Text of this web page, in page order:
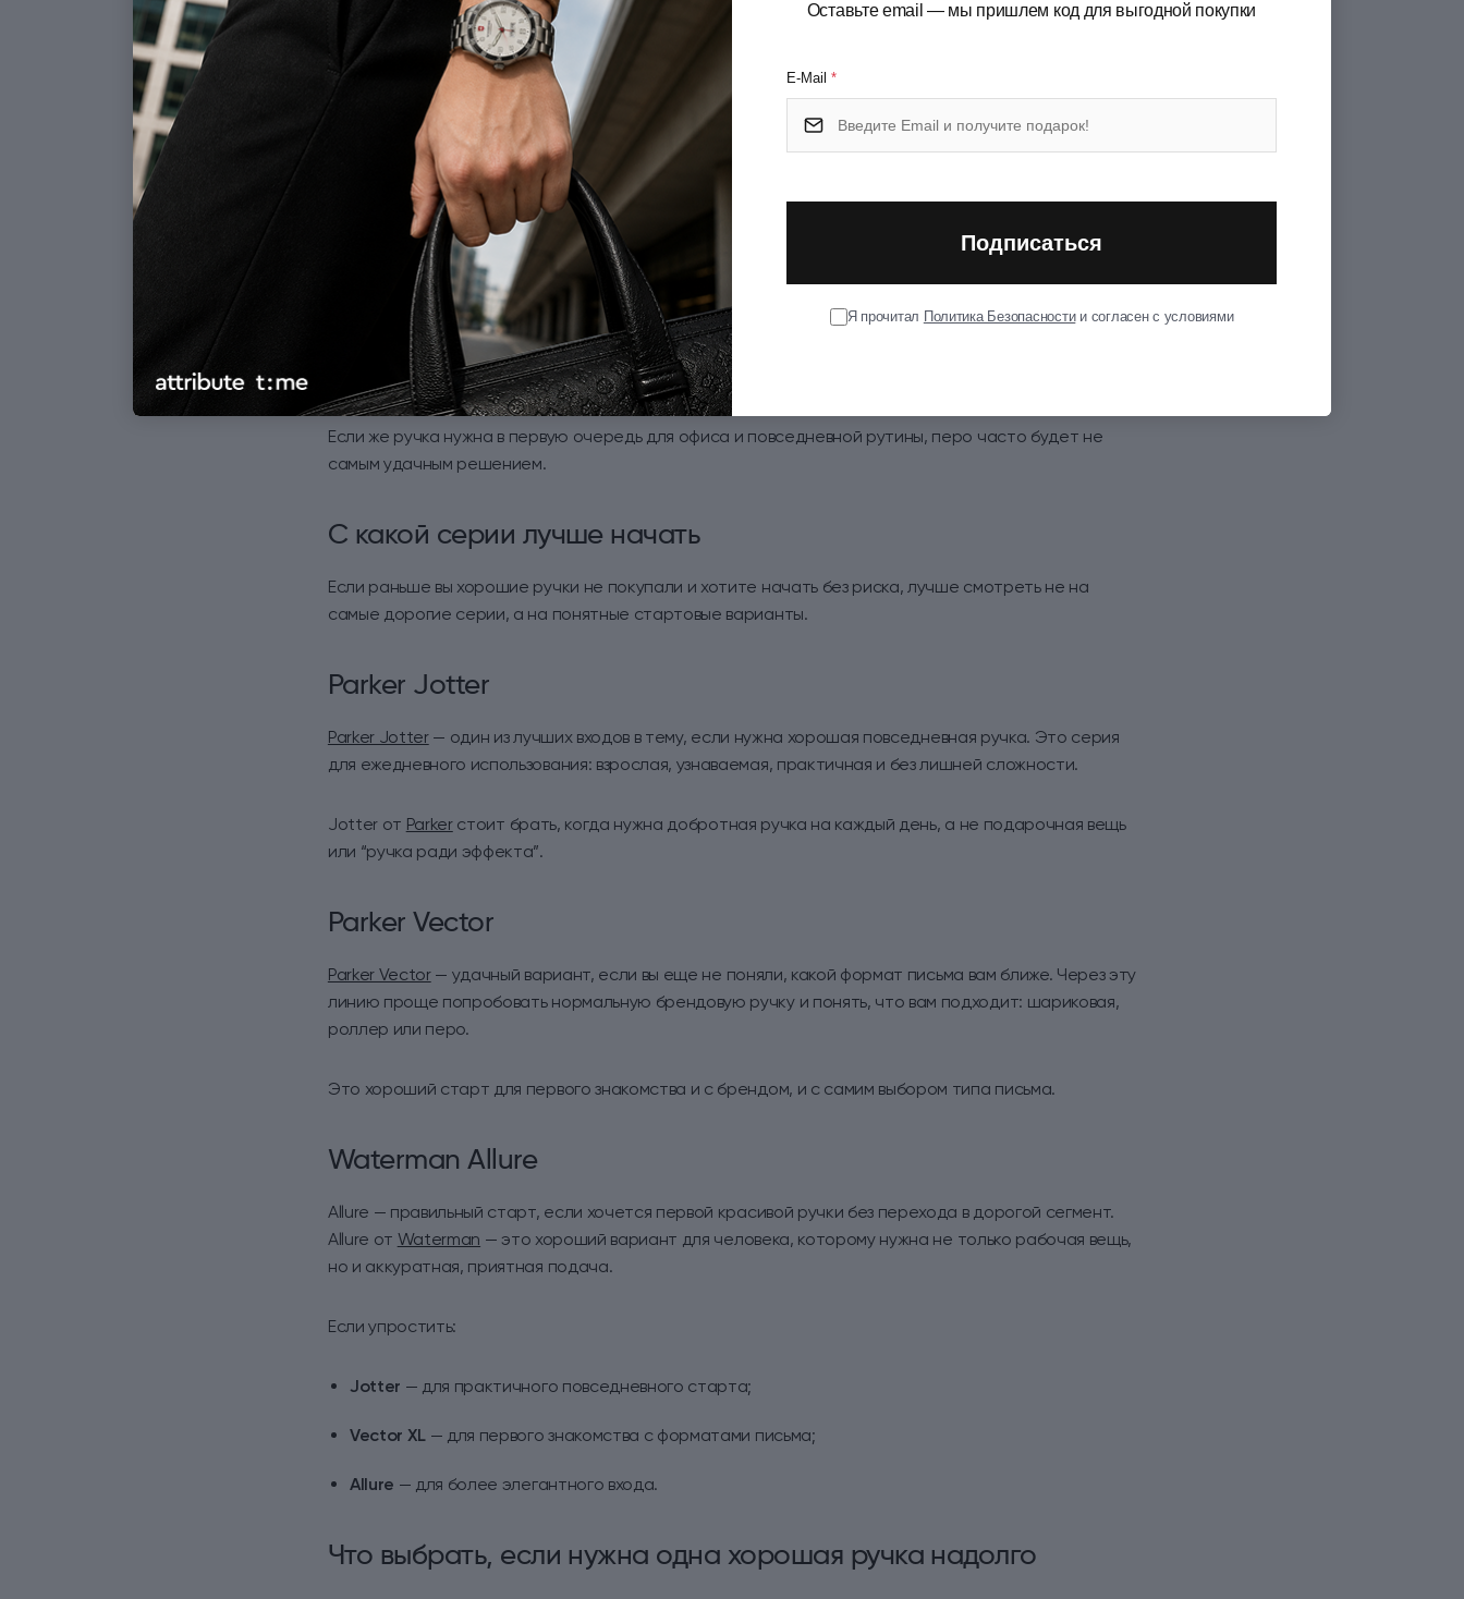
Перьевая ручканужна не всем. Ее сильная сторона — не “солидность”, а сам характер письма. Она
дает другое ощущение в руке, другую линию и другой уровень вовлеченности в процесс.
Но у пера есть и другая сторона: картриджи, конвертер, чернила, заправка, уход. Поэтому
перьевую ручку имеет смысл брать не потому, что она “выше классом”, а потому, что вам
действительно важен сам процесс письма.
Перьевая ручка особенно уместна, если:
вы любите писать рукой и хотите получать от этого удовольствие;
выбираете подарок человеку, который ценит хорошие пишущие инструменты;
нужна не просто функциональная вещь, а личный предмет с характером.
Если же ручка нужна в первую очередь для офиса и повседневной рутины, перо часто будет не
самым удачным решением.
С какой серии лучше начать
Если раньше вы хорошие ручки не покупали и хотите начать без риска, лучше смотреть не на
самые дорогие серии, а на понятные стартовые варианты.
Parker Jotter
Parker Jotter— один из лучших входов в тему, если нужна хорошая повседневная ручка. Это серия
для ежедневного использования: взрослая, узнаваемая, практичная и без лишней сложности.
Jotter от Parkerстоит брать, когда нужна добротная ручка на каждый день, а не подарочная вещь
или “ручка ради эффекта”.
Parker Vector
Parker Vector— удачный вариант, если вы еще не поняли, какой формат письма вам ближе. Через эту
линию проще попробовать нормальную брендовую ручку и понять, что вам подходит: шариковая,
роллер или перо.
Это хороший старт для первого знакомства и с брендом, и с самим выбором типа письма.
Waterman Allure
Allure — правильный старт, если хочется первой красивой ручки без перехода в дорогой сегмент.
Allure от Waterman — это хороший вариант для человека, которому нужна не только рабочая вещь,
но и аккуратная, приятная подача.
Если упростить:
Jotter — для практичного повседневного старта;
Vector XL— для первого знакомства с форматами письма;
Allure — для более элегантного входа.
Что выбрать, если нужна одна хорошая ручка надолго
Оставьте email — мы пришлем код для выгодной покупки
E-Mail *
Подписаться
Я прочитал Политика Безопасностии согласен с условиями